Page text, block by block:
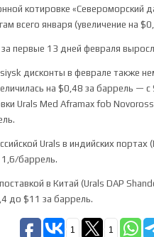
котировке «Североморский
всего января (увеличение на
за первые 13 дней февраля
дисконты в феврале также
на $0,48 за баррель —
Urals Med Aframax fob
Urals в индийских
баррель.
в Китай (Urals DAP
до $11 за баррель.
1 1